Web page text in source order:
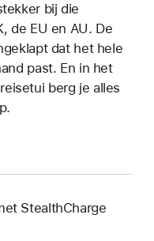
bij die
de EU en AU. De
dat het hele
past. En in het
berg je alles
StealthCharge